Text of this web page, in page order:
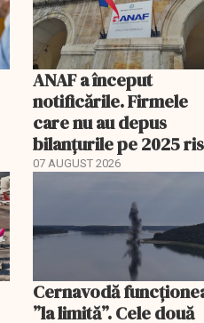
ANAF a început
notificările. Firmele
care nu au depus
bilanțurile pe 2025
să ajungă inactive
07 AUGUST 2026
Cernavodă
”la limită”. Cele două